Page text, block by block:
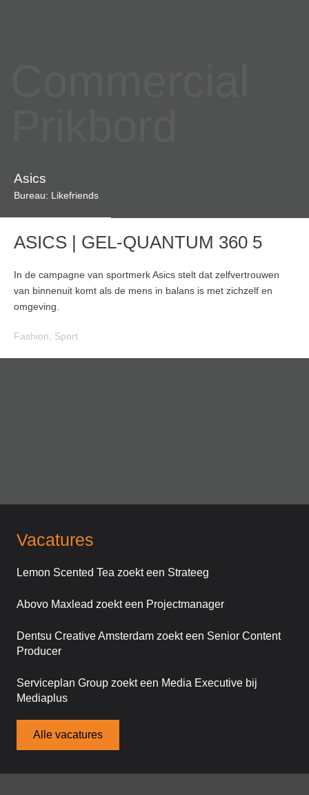
Asics
Bureau: Likefriends
ASICS | GEL-QUANTUM 360 5
In de campagne van sportmerk Asics stelt dat zelfvertrouwen
van binnenuit komt als de mens in balans is met zichzelf en
omgeving.
Fashion Sport
Vacatures
Lemon Scented Tea zoekt een Strateeg
Abovo Maxlead zoekt een Projectmanager
Dentsu Creative Amsterdam zoekt een Senior Content
Producer
Serviceplan Group zoekt een Media Executive bij
Mediaplus
Alle vacatures